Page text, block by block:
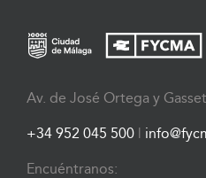
Av. de José Ortega y
+34 952 045 500
Encuéntranos: